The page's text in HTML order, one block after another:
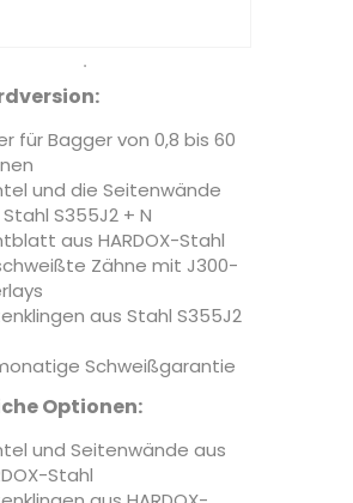
für Bagger von 0,8 bis 60
und die Seitenwände
S355J2 + N
aus HARDOX-Stahl
Zähne mit J300-
aus Stahl S355J2
Schweißgarantie
Optionen:
und Seitenwände aus
Stahl